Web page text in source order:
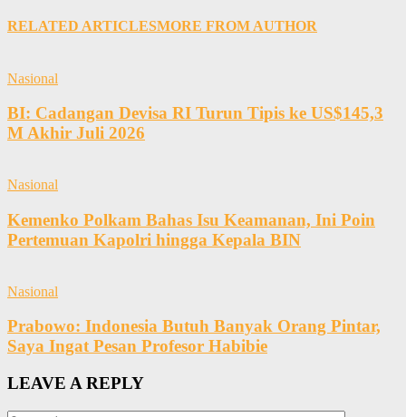
RELATED ARTICLESMORE FROM AUTHOR
Nasional
BI: Cadangan Devisa RI Turun Tipis ke US$145,3
M Akhir Juli 2026
Nasional
Kemenko Polkam Bahas Isu Keamanan, Ini Poin
Pertemuan Kapolri hingga Kepala BIN
Nasional
Prabowo: Indonesia Butuh Banyak Orang Pintar,
Saya Ingat Pesan Profesor Habibie
LEAVE A REPLY